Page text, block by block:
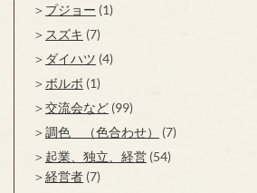
プジョー (1)
スズキ (7)
ダイハツ (4)
ボルボ (1)
交流会など (99)
調色 （色合わせ）
(7)
起業、独立、経営 (54)
経営者 (7)